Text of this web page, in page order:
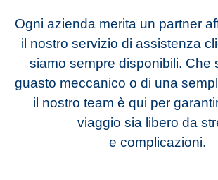
Ogni azienda merita un partner
il nostro servizio di assistenza
siamo sempre disponibili. Che
guasto meccanico o di una
il nostro team è qui per
viaggio sia libero da
e complicazioni.